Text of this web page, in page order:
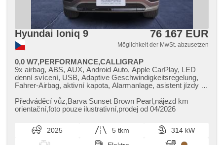
Hyundai Ioniq 9 76 167 EUR
Möglichkeit der MwSt. abzusetzen
0,0 W7,PERFORMANCE,CALLIGRAP
9x airbag, ABS, AUX, Android Auto, Apple CarPlay, LED
denní svícení, USB, Adaptive Geschwindigkeitsregelung,
Fahrer-Airbag, aktivní kapota, Alarmanlage, asistent jízdy v
stability přívěsu (TSA), asistent změny jízdního pruhu,
autom. Aktivation der Warnflutlicht, Klimaautomatik,
samostmívací zrcátka, automatické přepínání dálkových
světel, Autoradio, bezdrátová nabíječka mobilních telefonů,
bezklíčové odemykání, Bluetooth, Brems-Assistent,
Předváděcí vůz,​Barva Sunset Brown Pearl,​nájezd km
orientační,​foto pouze ilustrativní,​prodej od 04/2026
2025 5 tkm
314 kW